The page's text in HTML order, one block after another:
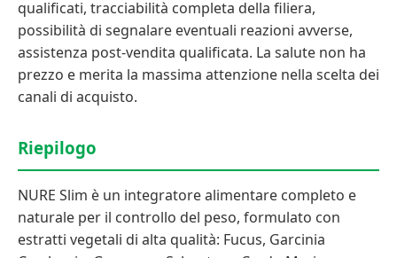
qualificati, tracciabilità completa della filiera,
possibilità di segnalare eventuali reazioni avverse,
assistenza post-vendita qualificata. La salute non ha
prezzo e merita la massima attenzione nella scelta dei
canali di acquisto.
Riepilogo
NURE Slim è un integratore alimentare completo e
naturale per il controllo del peso, formulato con
estratti vegetali di alta qualità: Fucus, Garcinia